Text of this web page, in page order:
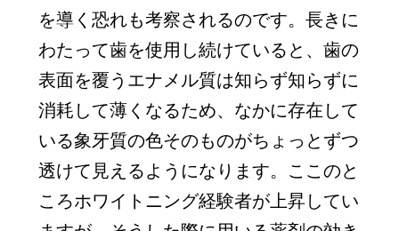
を導く恐れも考察されるのです。長きに
わたって歯を使用し続けていると、歯の
表面を覆うエナメル質は知らず知らずに
消耗して薄くなるため、なかに存在して
いる象牙質の色そのものがちょっとずつ
透けて見えるようになります。ここのと
ころホワイトニング経験者が上昇してい